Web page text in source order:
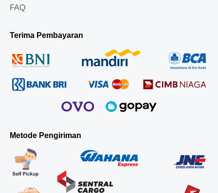
FAQ
Terima Pembayaran
Metode Pengiriman